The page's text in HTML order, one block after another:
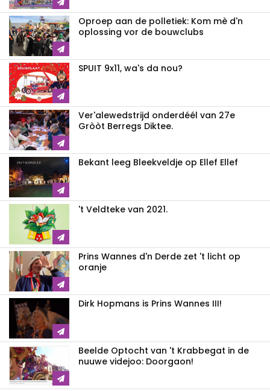
Oproep aan de polletiek: Kom mè d'n
oplossing vor de bouwclubs
SPUIT 9x11, wa's da nou?
Ver'alewedstrijd onderdéél van 27e
Gròòt Berregs Diktee.
Bekant leeg Bleekveldje op Ellef Ellef
't Veldteke van 2021.
Prins Wannes d'n Derde zet 't licht op
oranje
Dirk Hopmans is Prins Wannes III!
Beelde Optocht van 't Krabbegat in de
nuuwe videjoo: Doorgaon!